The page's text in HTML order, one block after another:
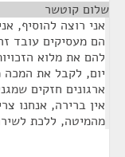
שלום קוטשר
אני רוצה להוסיף,
הם מעסיקים עובד
להם את מלוא
יום, לקבל את
ארגונים חזקים
אין ברירה, אנחנו
מהמיטה, ללכת